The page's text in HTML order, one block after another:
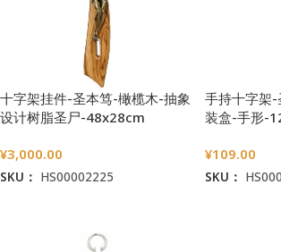
十字架挂件-圣本笃-橄榄木-抽象
设计树脂圣尸-48x28cm
¥3,000.00
SKU： HS00002225
手持十字架
装盒-手形-
¥109.00
SKU：